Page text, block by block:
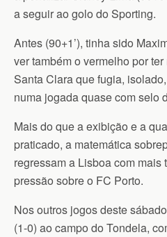
a seguir ao golo do Sporting.
Antes (90+1’), tinha sido
ver também o vermelho por
Santa Clara que fugia,
numa jogada quase com selo
Mais do que a exibição e a
praticado, a matemática
regressam a Lisboa com mais
pressão sobre o FC Porto.
Nos outros jogos deste
(1-0) ao campo do Tondela,